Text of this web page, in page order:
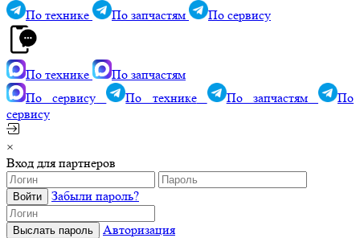
По технике По запчастям По сервису
По технике
По запчастям
По сервису
По технике По запчастям
По
сервису
×
Вход для партнеров
Забыли пароль?
Авторизация